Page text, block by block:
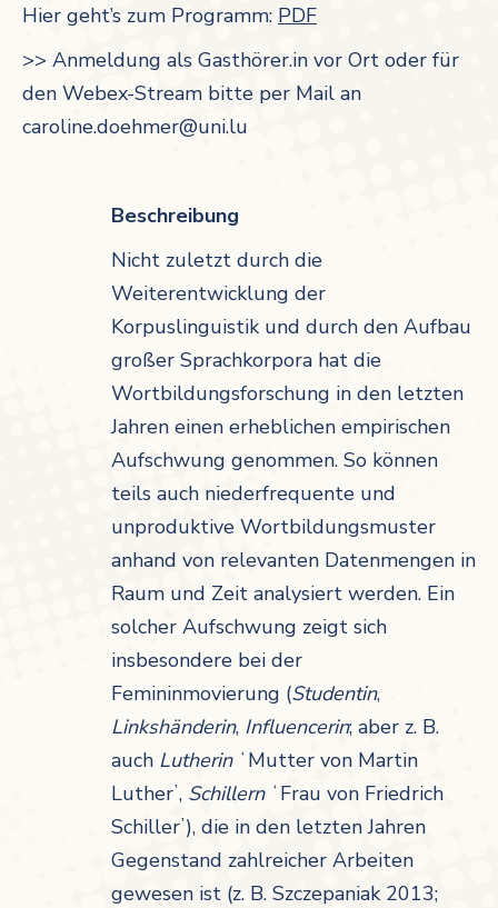
Hier geht’s zum Programm: PDF
>> Anmeldung als Gasthörer.in vor Ort oder für
den Webex-Stream bitte per Mail an
caroline.doehmer@uni.lu
Beschreibung
Nicht zuletzt durch die
Weiterentwicklung der
Korpuslinguistik und durch den Aufbau
großer Sprachkorpora hat die
Wortbildungsforschung in den letzten
Jahren einen erheblichen empirischen
Aufschwung genommen. So können
teils auch niederfrequente und
unproduktive Wortbildungsmuster
anhand von relevanten Datenmengen in
Raum und Zeit analysiert werden. Ein
solcher Aufschwung zeigt sich
insbesondere bei der
Femininmovierung (Studentin,
Linkshänderin, Influencerin; aber z. B.
auch LutherinʻMutter von Martin
Lutherʼ, SchillernʻFrau von Friedrich
Schillerʼ), die in den letzten Jahren
Gegenstand zahlreicher Arbeiten
gewesen ist (z. B. Szczepaniak 2013;